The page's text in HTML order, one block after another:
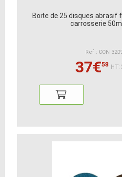
Boite de 25 disques abrasif
carrosserie
Ref : CON
37€58